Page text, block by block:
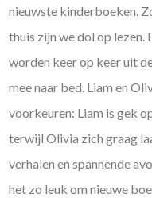
nieuwste kinderboeken.
thuis zijn we dol op lezen.
worden keer op keer uit
mee naar bed. Liam en
voorkeuren: Liam is gek
terwijl Olivia zich graag
verhalen en spannende
het zo leuk om nieuwe